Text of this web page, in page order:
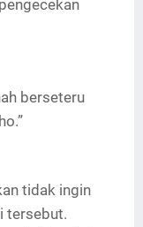
berseteru
tidak ingin
tersebut.